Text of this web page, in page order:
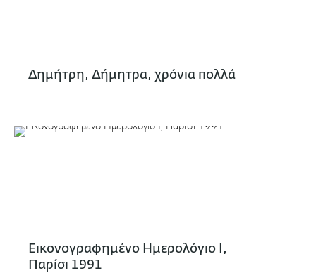
Δημήτρη, Δήμητρα, χρόνια πολλά
Εικονογραφημένο Ημερολόγιο Ι,
Παρίσι 1991